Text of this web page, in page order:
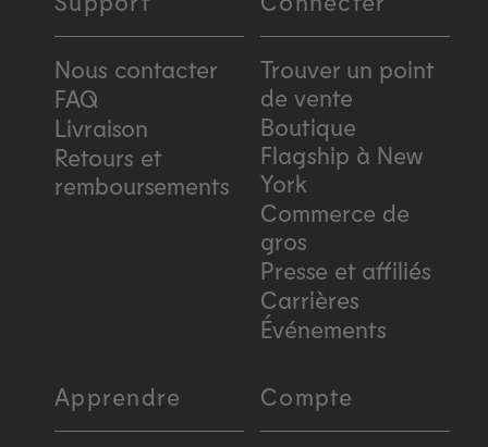
Nous contacter
FAQ
Livraison
Retours et
remboursements
Trouver un point
de vente
Boutique
Flagship à New
York
Commerce de
gros
Presse et affiliés
Carrières
Événements
Apprendre Compte